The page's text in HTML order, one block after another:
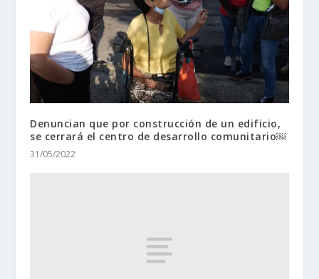
Denuncian que por construcción de un edificio,
se cerrará el centro de desarrollo comunitario￼
31/05/2022